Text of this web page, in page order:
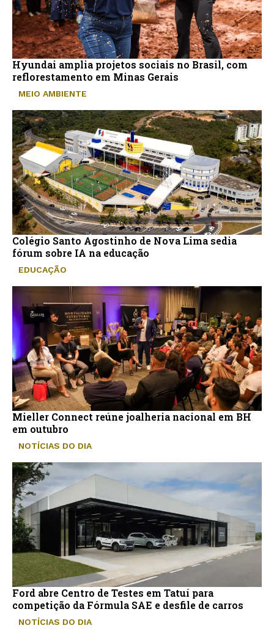
Hyundai amplia projetos sociais no Brasil, com
reflorestamento em Minas Gerais
MEIO AMBIENTE
Colégio Santo Agostinho de Nova Lima sedia
fórum sobre IA na educação
EDUCAÇÃO
Mieller Connect reúne joalheria nacional em BH
em outubro
NOTÍCIAS DO DIA
Ford abre Centro de Testes em Tatuí para
competição da Fórmula SAE e desfile de carros
NOTÍCIAS DO DIA